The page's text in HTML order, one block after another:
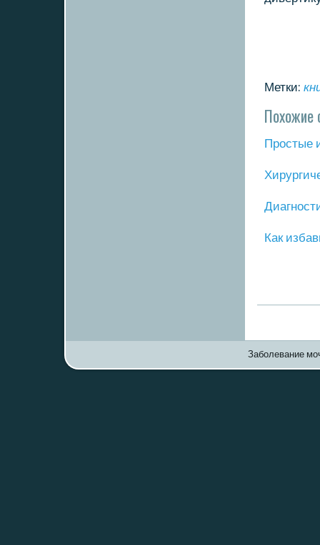
Метки:
Похожие
Прοстые
Как
Заболевание